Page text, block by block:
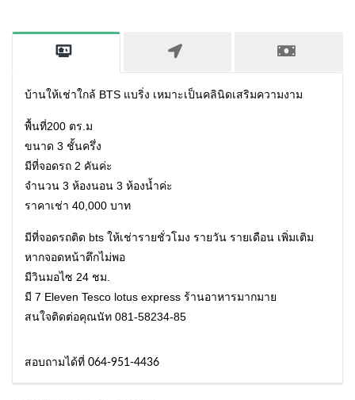
บ้านให้เช่าใกล้ BTS แบริ่ง เหมาะเป็นคลินิดเสริมความงาม
พื้นที่200 ตร.ม
ขนาด 3 ชั้นครึ่ง
มีที่จอดรถ 2 คันค่ะ
จำนวน 3 ห้องนอน 3 ห้องน้ำค่ะ
ราคาเช่า 40,000 บาท
มีที่จอดรถติด bts ให้เช่ารายชั่วโมง รายวัน รายเดือน เพิ่มเติม
หากจอดหน้าตึกไม่พอ
มีวินมอไซ 24 ชม.
มี 7 Eleven Tesco lotus express ร้านอาหารมากมาย
สนใจติดต่อคุณนัท 081-58234-85
สอบถามได้ที่ 064-951-4436